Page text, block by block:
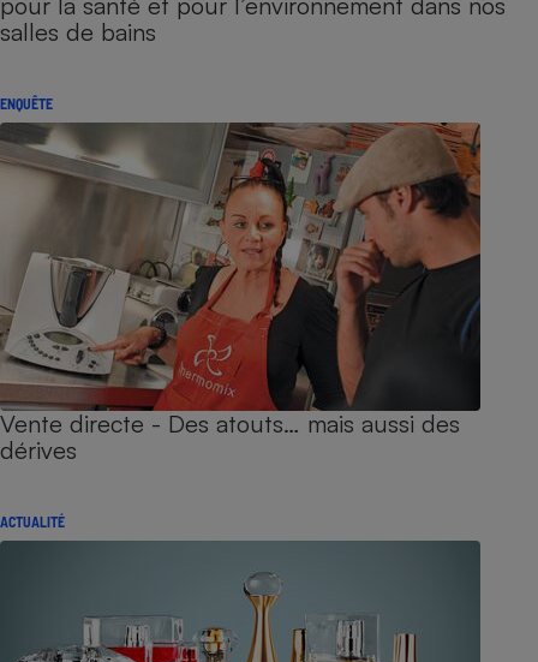
salles de bains
ENQUÊTE
Vente directe - Des atouts… mais aussi des
dérives
ACTUALITÉ